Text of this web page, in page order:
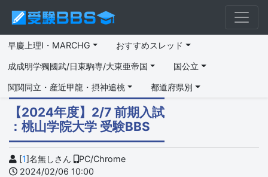
早慶上理I・MARCHG おすすめスレッド
成成明学獨國武/日東駒専/大東亜帝国 国公立
関関同立・産近甲龍・摂神追桃 都道府県別
【2024年度】2/7 前期入試
：桃山学院大学 受験BBS
[1]名無しさん
PC/Chrome
2024/02/06 10:00